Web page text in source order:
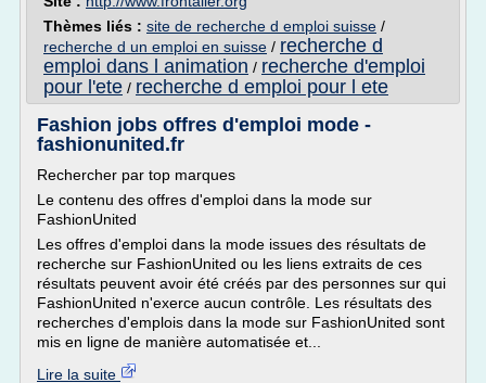
Thèmes liés : site de recherche d emploi suisse /
recherche d un emploi en suisse / recherche d
emploi dans l animation / recherche d'emploi
pour l'ete / recherche d emploi pour l ete
Fashion jobs offres d'emploi mode -
fashionunited.fr
Rechercher par top marques
Le contenu des offres d'emploi dans la mode sur
FashionUnited
Les offres d'emploi dans la mode issues des résultats de
recherche sur FashionUnited ou les liens extraits de ces
résultats peuvent avoir été créés par des personnes sur qui
FashionUnited n'exerce aucun contrôle. Les résultats des
recherches d'emplois dans la mode sur FashionUnited sont
mis en ligne de manière automatisée et...
Lire la suite